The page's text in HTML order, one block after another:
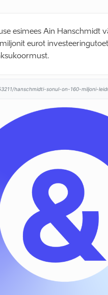
esimees Ain Hanschmidt
eurot
hanschmidti-sonul-on-160-miljoni-